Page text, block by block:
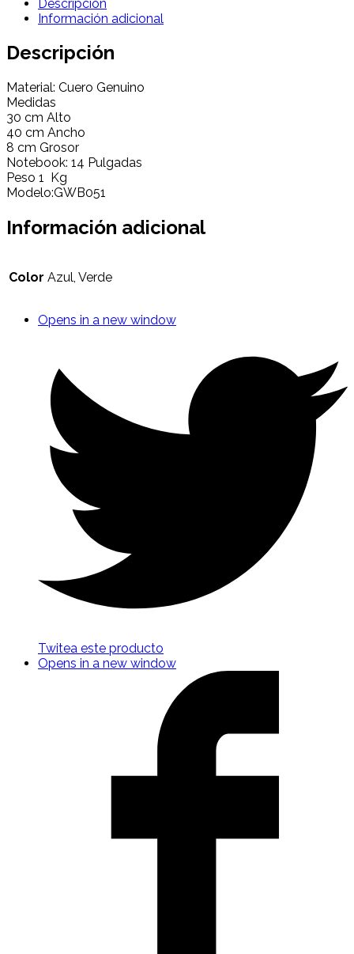
Descripción
Información adicional
Descripción
Material: Cuero Genuino
Medidas
30 cm Alto
40 cm Ancho
8 cm Grosor
Notebook: 14 Pulgadas
Peso 1 Kg
Modelo:GWB051
Información adicional
Color Azul, Verde
Opens in a new window
Twitea este producto
Opens in a new window